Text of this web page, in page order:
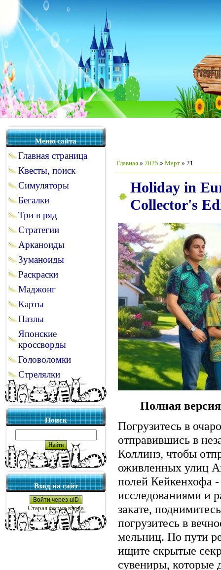
Меню сайта
Главная страница
Квесты, поиск
Симуляторы
Бегалки
Три в ряд
Стратегии
Арканоиды
Зуманоиды
Раскраски
Маджонг
Карты
Пазлы
Японские
кроссворды
Головоломки
Стрелялки
Поиск
Вход на сайт
Войти через uID
Старая форма входа
Главная » 2025 » Март » 21
Holiday in
Collector's
Полная
Погрузитесь в
отправившись в
Коллинз, чтобы
оживленных улиц
полей Кейкенхофа
исследованиями и
закате,
погрузитесь в
мельниц. По пути
ищите скрытые
сувениры,